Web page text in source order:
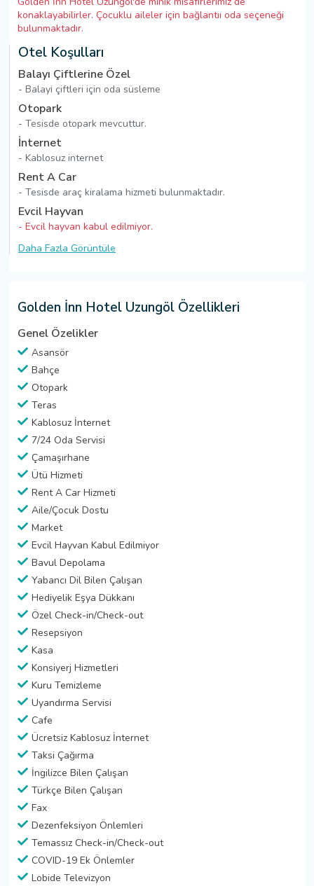
konaklayabilirler. Çocuklu aileler için bağlantıı oda seçeneği
bulunmaktadır.
Otel Koşulları
Balayı Çiftlerine Özel
- Balayi çiftleri için oda süsleme
Otopark
- Tesisde otopark mevcuttur.
İnternet
- Kablosuz internet
Rent A Car
- Tesisde araç kiralama hizmeti bulunmaktadır.
Evcil Hayvan
- Evcil hayvan kabul edilmiyor.
Daha Fazla Görüntüle
Golden İnn Hotel Uzungöl Özellikleri
Genel Özelikler
Asansör
Bahçe
Otopark
Teras
Kablosuz İnternet
7/24 Oda Servisi
Çamaşırhane
Ütü Hizmeti
Rent A Car Hizmeti
Aile/Çocuk Dostu
Market
Evcil Hayvan Kabul Edilmiyor
Bavul Depolama
Yabancı Dil Bilen Çalışan
Hediyelik Eşya Dükkanı
Özel Check-in/Check-out
Resepsiyon
Kasa
Konsiyerj Hizmetleri
Kuru Temizleme
Uyandırma Servisi
Cafe
Ücretsiz Kablosuz İnternet
Taksi Çağırma
İngilizce Bilen Çalışan
Türkçe Bilen Çalışan
Fax
Dezenfeksiyon Önlemleri
Temassız Check-in/Check-out
COVID-19 Ek Önlemler
Lobide Televizyon